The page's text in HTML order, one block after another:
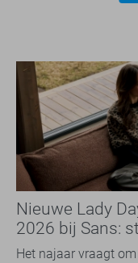
Nieuwe Lady
2026 bij Sans:
travelkwaliteit
Het najaar vraagt